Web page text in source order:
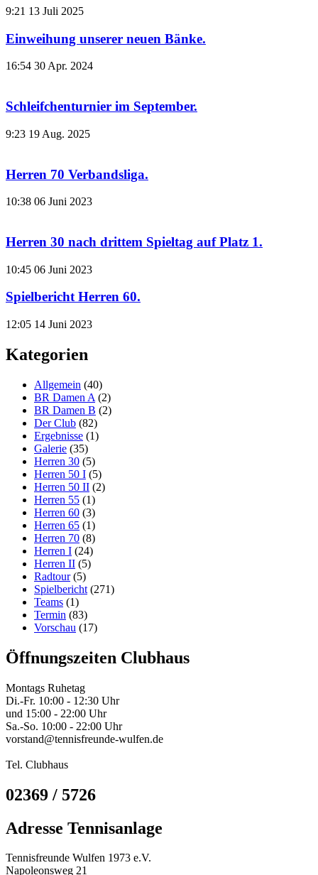
9:21 13 Juli 2025
Einweihung unserer neuen Bänke.
16:54 30 Apr. 2024
Schleifchenturnier im September.
9:23 19 Aug. 2025
Herren 70 Verbandsliga.
10:38 06 Juni 2023
Herren 30 nach drittem Spieltag auf Platz 1.
10:45 06 Juni 2023
Spielbericht Herren 60.
12:05 14 Juni 2023
Kategorien
Allgemein (40)
BR Damen A (2)
BR Damen B (2)
Der Club (82)
Ergebnisse (1)
Galerie (35)
Herren 30 (5)
Herren 50 I (5)
Herren 50 II (2)
Herren 55 (1)
Herren 60 (3)
Herren 65 (1)
Herren 70 (8)
Herren I (24)
Herren II (5)
Radtour(5)
Spielbericht (271)
Teams (1)
Termin (83)
Vorschau (17)
Öffnungszeiten Clubhaus
Montags Ruhetag
Di.-Fr. 10:00 - 12:30 Uhr
und 15:00 - 22:00 Uhr
Sa.-So. 10:00 - 22:00 Uhr
vorstand@tennisfreunde-wulfen.de
Tel. Clubhaus
02369 / 5726
Adresse Tennisanlage
Tennisfreunde Wulfen 1973 e.V.
Napoleonsweg 21